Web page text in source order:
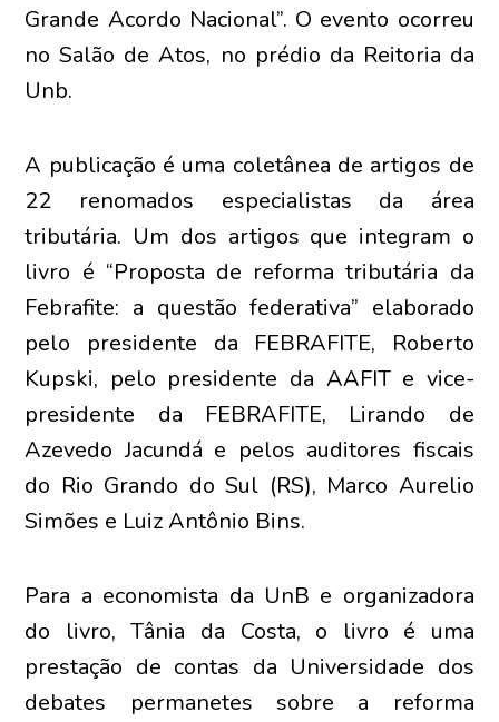
Grande Acordo Nacional”. O evento ocorreu
no Salão de Atos, no prédio da Reitoria da
Unb.
A publicação é uma coletânea de artigos de
22 renomados especialistas da área
tributária. Um dos artigos que integram o
livro é “Proposta de reforma tributária da
Febrafite: a questão federativa” elaborado
pelo presidente da FEBRAFITE, Roberto
Kupski, pelo presidente da AAFIT e vice-
presidente da FEBRAFITE, Lirando de
Azevedo Jacundá e pelos auditores fiscais
do Rio Grando do Sul (RS), Marco Aurelio
Simões e Luiz Antônio Bins.
Para a economista da UnB e organizadora
do livro, Tânia da Costa, o livro é uma
prestação de contas da Universidade dos
debates permanetes sobre a reforma